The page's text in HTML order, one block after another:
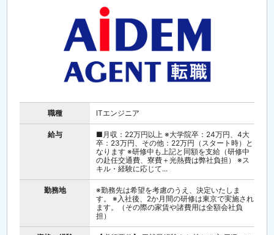
職種 ITエンジニア
給与
■月収：22万円以上 ※大学院卒：24万円、4大
卒：23万円、その他：22万円（スタート時）と
なります ※研修中も上記と同額を支給（研修中
の赴任交通費、寮費＋光熱費は弊社負担） ※ス
キル・経験に応じて...
勤務地
※勤務先は希望を考慮のうえ、決定いたしま
す。 ※入社後、2か月間の研修は東京で実施され
ます。（その際の家賃や諸費用は全額会社負
担）